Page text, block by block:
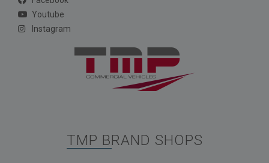
Youtube
Instagram
TMP BRAND SHOPS